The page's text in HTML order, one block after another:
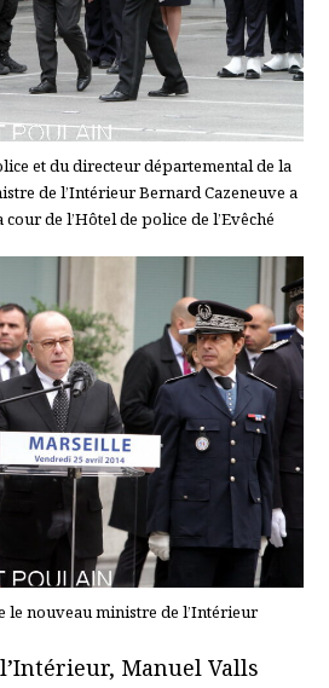
et du directeur départemental de la
de l’Intérieur Bernard Cazeneuve a
de l’Hôtel de police de l’Evêché
le nouveau ministre de l’Intérieur
Manuel Valls